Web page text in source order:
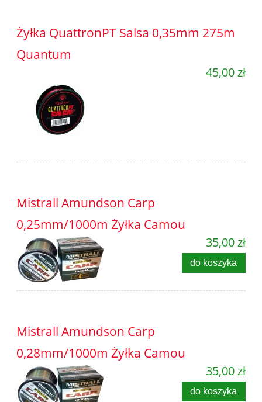
Żyłka QuattronPT Salsa 0,35mm 275m
Quantum
45,00 zł
Mistrall Amundson Carp
0,25mm/1000m Żyłka Camou
35,00 zł
do koszyka
Mistrall Amundson Carp
0,28mm/1000m Żyłka Camou
35,00 zł
do koszyka